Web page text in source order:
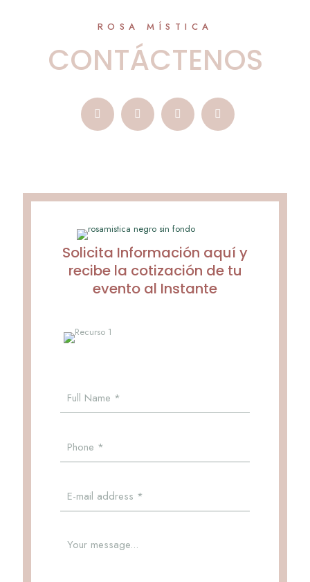
ROSA MÍSTICA
CONTÁCTENOS
Solicita Información aquí y
recibe la cotización de tu
evento al Instante